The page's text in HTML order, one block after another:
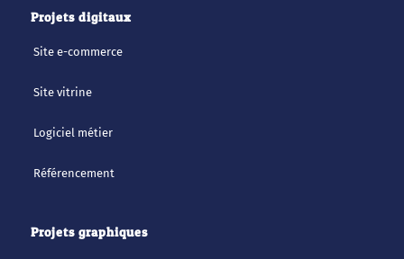
Projets digitaux
Site e-commerce
Site vitrine
Logiciel métier
Référencement
Projets graphiques